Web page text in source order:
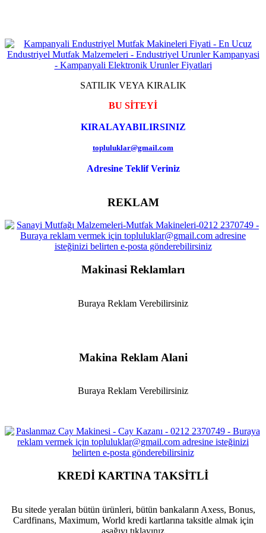
SATILIK VEYA KIRALIK
BU SİTEYİ
KIRALAYABILIRSINIZ
topluluklar@gmail.com
Adresine Teklif Veriniz
REKLAM
Makinasi Reklamları
Buraya Reklam Verebilirsiniz
Makina Reklam Alani
Buraya Reklam Verebilirsiniz
KREDİ KARTINA TAKSİTLİ
Bu sitede yeralan bütün ürünleri, bütün bankaların Axess, Bonus,
Cardfinans, Maximum, World kredi kartlarına taksitle almak için
aşağıyı tıklayınız